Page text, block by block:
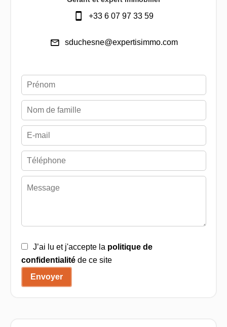
+33 6 07 97 33 59
sduchesne@expertisimmo.com
J’ai lu et j'accepte la politique de
confidentialitéde ce site
Envoyer